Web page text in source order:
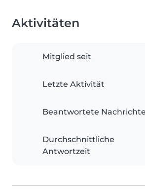
Aktivitäten
Mitglied seit
Letzte Aktivität
Beantwortete
Durchschnittliche
Antwortzeit